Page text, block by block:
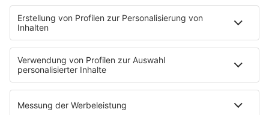
Die R.SH Gemeindesongs
Der R.SH Telefonschreck
Familienfuchs: Der Erziehungspodcast
Schlank und Gesund mit Patric Heizmann
Brave & One: Der Beziehungs-Podcast
ShoreTime: Der Küstenschnack
Der Barbara Schöneberger-Podcast: Mit den Waffeln
einer Frau